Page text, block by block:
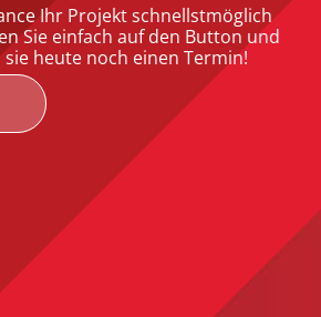
Ihr Projekt schnellstmöglich
Sie einfach auf den Button und
heute noch einen Termin!